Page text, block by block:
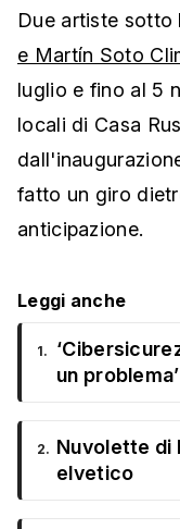
Due artiste sotto
e Martín Soto
luglio e fino al 5
locali di Casa
fatto un giro
anticipazione.
Leggi anche
1.
un problema’
2. Nuvolette di
elvetico